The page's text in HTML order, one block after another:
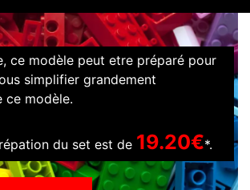
ce modèle peut etre préparé pour
simplifier grandement
ce modèle.
du set est de 19.20€*.